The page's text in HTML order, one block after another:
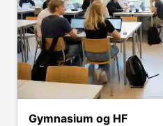
Gymnasium og HF